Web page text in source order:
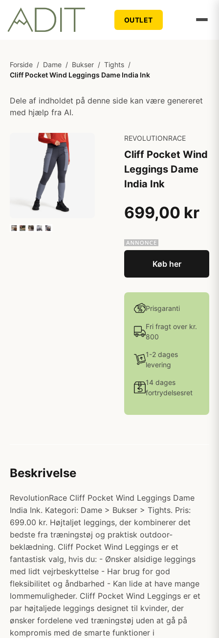
OUTLET
Forside / Dame / Bukser / Tights /
Cliff Pocket Wind Leggings Dame India Ink
Dele af indholdet på denne side kan være genereret
med hjælp fra AI.
REVOLUTIONRACE
Cliff Pocket Wind
Leggings Dame
India Ink
699,00 kr
Køb her
Prisgaranti
Fri fragt over kr.
800
1-2 dages
levering
14 dages
fortrydelsesret
Beskrivelse
RevolutionRace Cliff Pocket Wind Leggings Dame
India Ink. Kategori: Dame > Bukser > Tights. Pris:
699.00 kr. Højtaljet leggings, der kombinerer det
bedste fra træningstøj og praktisk outdoor-
beklædning. Cliff Pocket Wind Leggings er et
fantastisk valg, hvis du: - Ønsker alsidige leggings
med lidt vejrbeskyttelse - Har brug for god
fleksibilitet og åndbarhed - Kan lide at have mange
lommemuligheder. Cliff Pocket Wind Leggings er et
par højtaljede leggings designet til kvinder, der
ønsker fordelene ved træningstøj uden at gå på
kompromis med de smarte funktioner i